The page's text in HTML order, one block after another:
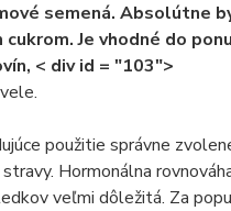
semená. Absolútne
cukrom.Je vhodné do
< div id = "103">
použitie správne
Hormonálna
veľmi dôležitá. Za